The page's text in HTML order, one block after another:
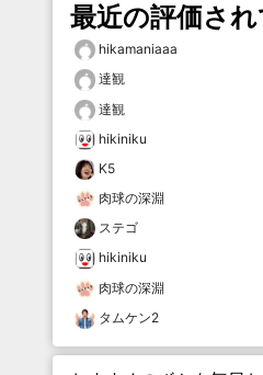
最近の評価さ
hikamaniaaa
達観
達観
hikiniku
K5
肉球の深淵
ステゴ
hikiniku
肉球の深淵
タムケン2